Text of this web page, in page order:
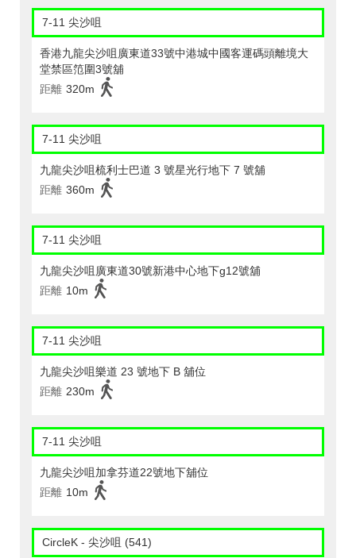
7-11 尖沙咀
香港九龍尖沙咀廣東道33號中港城中國客運碼頭離境大
堂禁區笵圍3號舖
距離 320m
7-11 尖沙咀
九龍尖沙咀梳利士巴道 3 號星光行地下 7 號舖
距離 360m
7-11 尖沙咀
九龍尖沙咀廣東道30號新港中心地下g12號舖
距離 10m
7-11 尖沙咀
九龍尖沙咀樂道 23 號地下 B 舖位
距離 230m
7-11 尖沙咀
九龍尖沙咀加拿芬道22號地下舖位
距離 10m
CircleK - 尖沙咀 (541)